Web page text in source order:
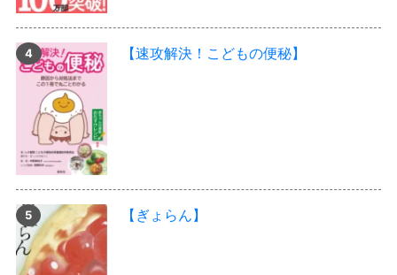
【速攻解決！こどもの便秘】
【ぎょらん】